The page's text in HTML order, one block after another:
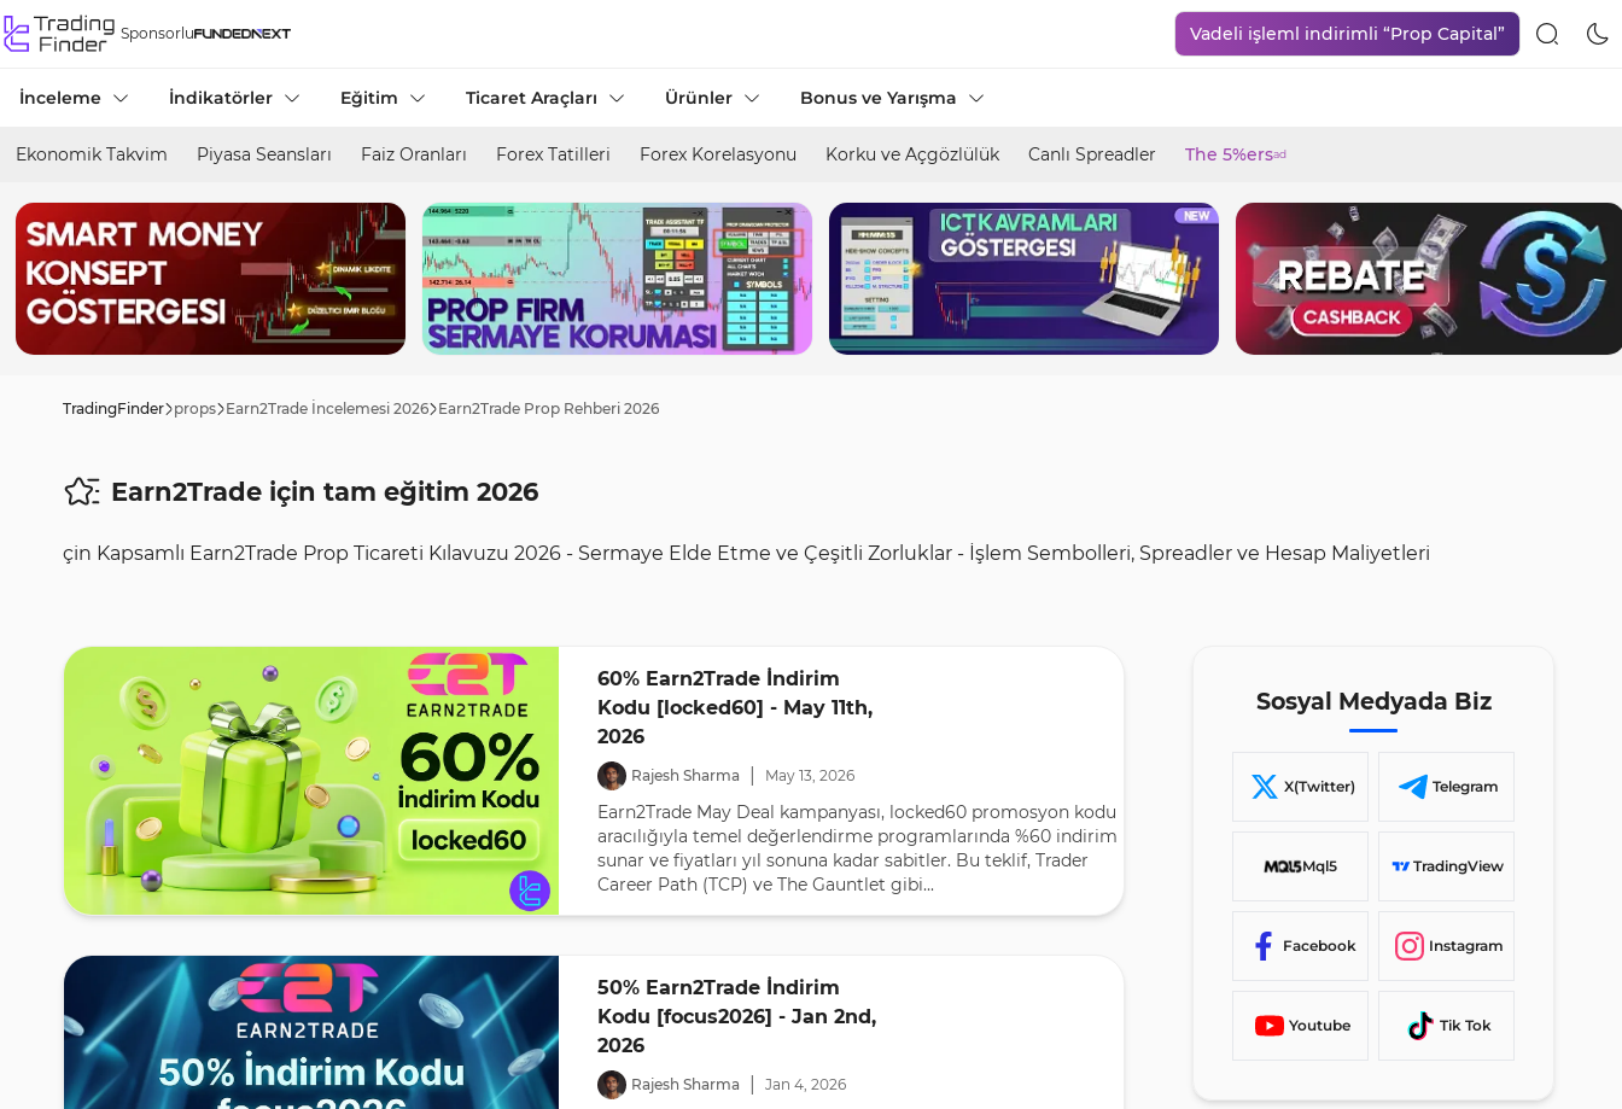
Sponsorlu Vadeli işleml indirimli “Prop Capital”
İnceleme İndikatörler Eğitim Ticaret Araçları Ürünler Bonus ve Yarışma
Ekonomik Takvim Piyasa Seansları Faiz Oranları Forex Tatilleri Forex Korelasyonu Korku ve Açgözlülük Canlı Spreadler The 5%ersad
TradingFinder props Earn2Trade İncelemesi 2026 Earn2Trade Prop Rehberi 2026
Earn2Trade için tam eğitim 2026
çin Kapsamlı Earn2Trade Prop Ticareti Kılavuzu 2026 - Sermaye Elde Etme ve Çeşitli Zorluklar - İşlem Sembolleri, Spreadler ve Hesap Maliyetleri
60% Earn2Trade İndirim
Kodu [locked60] - May 11th,
2026
Rajesh Sharma May 13, 2026
Earn2Trade May Deal kampanyası, locked60 promosyon kodu
aracılığıyla temel değerlendirme programlarında %60 indirim
sunar ve fiyatları yıl sonuna kadar sabitler. Bu teklif, Trader
Career Path (TCP) ve The Gauntlet gibi...
50% Earn2Trade İndirim
Kodu [focus2026] - Jan 2nd,
2026
Rajesh Sharma Jan 4, 2026
Sosyal Medyada Biz
X(Twitter) Telegram
Mql5 TradingView
Facebook Instagram
Youtube Tik Tok